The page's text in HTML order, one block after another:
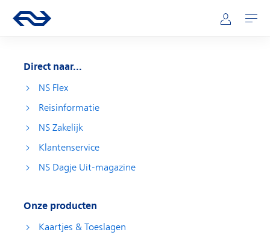
Hoofdnavigatie
Ga naar de homepage van ns.nl Mijn NS
Openen
Direct naar...
NS Flex
Reisinformatie
NS Zakelijk
Klantenservice
NS Dagje Uit-magazine
Onze producten
Kaartjes & Toeslagen